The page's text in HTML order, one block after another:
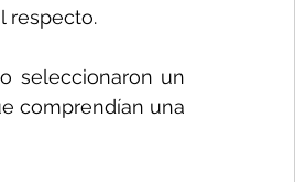
respecto.
seleccionaron un
comprendían una